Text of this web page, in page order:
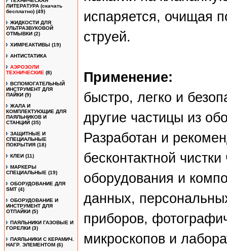
ЛИТЕРАТУРА (скачать
бесплатно) (49)
ЖИДКОСТИ ДЛЯ
УЛЬТРАЗВУКОВОЙ
ОТМЫВКИ (2)
ХИМРЕАКТИВЫ (19)
АНТИСТАТИКА
АЭРОЗОЛИ
ТЕХНИЧЕСКИЕ (8)
ВСПОМОГАТЕЛЬНЫЙ
ИНСТРУМЕНТ ДЛЯ
ПАЙКИ (9)
ЖАЛА И
КОМПЛЕКТУЮЩИЕ ДЛЯ
ПАЯЛЬНИКОВ И
СТАНЦИЙ (35)
ЗАЩИТНЫЕ И
СПЕЦИАЛЬНЫЕ
ПОКРЫТИЯ (18)
КЛЕИ (11)
МАРКЕРЫ
СПЕЦИАЛЬНЫЕ (19)
ОБОРУДОВАНИЕ ДЛЯ
SMT (4)
ОБОРУДОВАНИЕ И
ИНСТРУМЕНТ ДЛЯ
ОТПАЙКИ (5)
ПАЯЛЬНИКИ ГАЗОВЫЕ И
ГОРЕЛКИ (3)
ПАЯЛЬНИКИ С КЕРАМИЧ.
НАГР. ЭЛЕМЕНТОМ (6)
испаряется, очищая
струей.
Применение:
быстро, легко и
другие частицы из
Разработан и
бесконтактной
оборудования и
данных,
приборов,
микроскопов и